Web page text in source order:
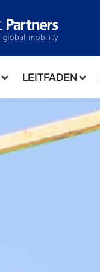
LEITFADEN